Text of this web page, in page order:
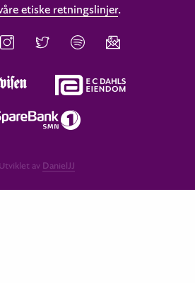
etiske retningslinjer.
Utviklet av DanielJJ